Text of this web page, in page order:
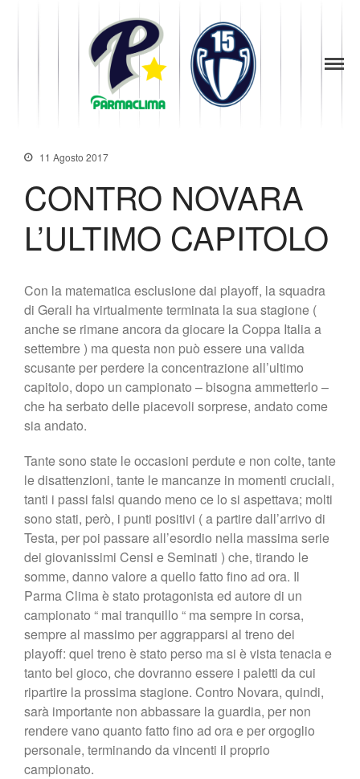
News
Società
Codice di Condotta
Maglie Ritirate
Partners
Contatti
Biglietteria
Lo Stadio
Shop
11 Agosto 2017
CONTRO NOVARA
L’ULTIMO CAPITOLO
Con la matematica esclusione dai playoff, la squadra
di Gerali ha virtualmente terminata la sua stagione (
anche se rimane ancora da giocare la Coppa Italia a
settembre ) ma questa non può essere una valida
scusante per perdere la concentrazione all’ultimo
capitolo, dopo un campionato – bisogna ammetterlo –
che ha serbato delle piacevoli sorprese, andato come
sia andato.
Tante sono state le occasioni perdute e non colte, tante
le disattenzioni, tante le mancanze in momenti cruciali,
tanti i passi falsi quando meno ce lo si aspettava; molti
sono stati, però, i punti positivi ( a partire dall’arrivo di
Testa, per poi passare all’esordio nella massima serie
dei giovanissimi Censi e Seminati ) che, tirando le
somme, danno valore a quello fatto fino ad ora. Il
Parma Clima è stato protagonista ed autore di un
campionato “ mai tranquillo “ ma sempre in corsa,
sempre al massimo per aggrapparsi al treno dei
playoff: quel treno è stato perso ma si è vista tenacia e
tanto bel gioco, che dovranno essere i paletti da cui
ripartire la prossima stagione. Contro Novara, quindi,
sarà importante non abbassare la guardia, per non
rendere vano quanto fatto fino ad ora e per orgoglio
personale, terminando da vincenti il proprio
campionato.